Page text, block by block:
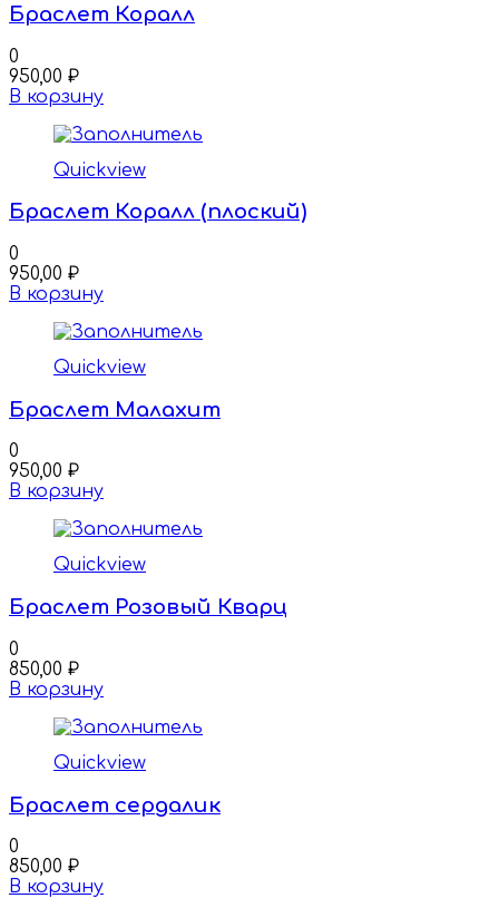
Браслет Коралл
0
950,00 ₽
В корзину
Quickview
Браслет Коралл (плоский)
0
950,00 ₽
В корзину
Quickview
Браслет Малахит
0
950,00 ₽
В корзину
Quickview
Браслет Розовый Кварц
0
850,00 ₽
В корзину
Quickview
Браслет сердалик
0
850,00 ₽
В корзину